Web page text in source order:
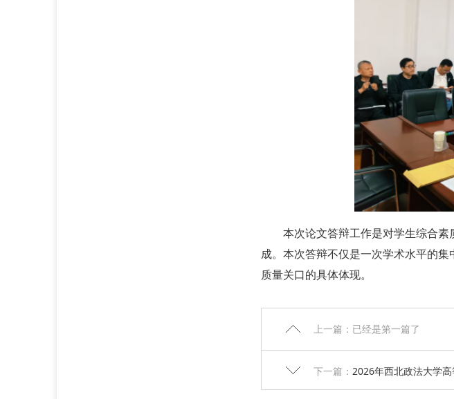
本次论文答辩工作是对学生综合素
成。 本次答辩不仅是一次学术水平的
质量关口的具体体现。
上一篇：已经是第一篇了
下一篇： 2026年西北政法大学